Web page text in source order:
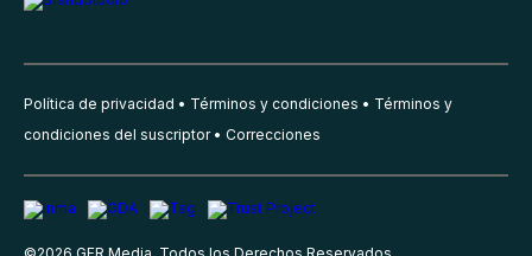
Política de privacidad Términos y condiciones
Términos y
condiciones del suscriptor
Correcciones